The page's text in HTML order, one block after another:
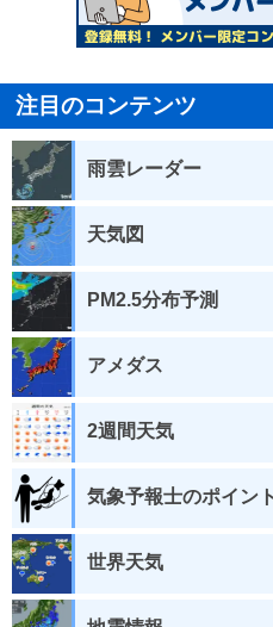
注目のコンテンツ
雨雲レーダー
天気図
PM2.5分布予測
アメダス
2週間天気
気象予報士のポイン
世界天気